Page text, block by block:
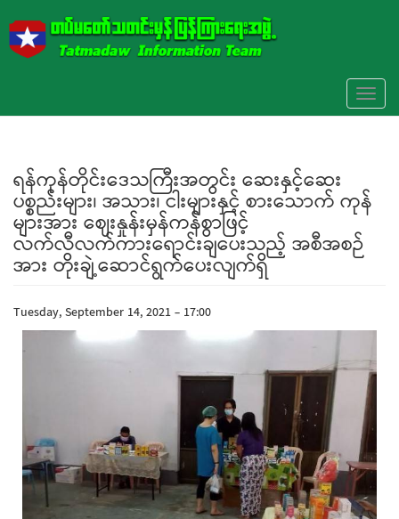
ရန်ကုန်တိုင်းဒေသကြီးအတွင်း ဆေးနှင့်ဆေး
ပစ္စည်းများ၊ အသား၊ ငါးများနှင့် စားသောက် ကုန်
များအား ဈေးနှုန်းမှန်ကန်စွာဖြင့်
လက်လီလက်ကားရောင်းချပေးသည့် အစီအစဉ်
အား တိုးချဲ့ဆောင်ရွက်ပေးလျက်ရှိ
Tuesday, September 14, 2021 - 17:00